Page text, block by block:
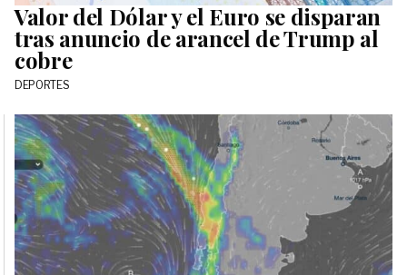
Valor del Dólar y el Euro se disparan
tras anuncio de arancel de Trump al
cobre
DEPORTES